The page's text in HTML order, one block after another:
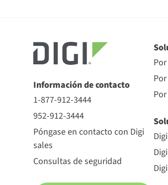
Información de contacto
1-877-912-3444
952-912-3444
Póngase en contacto con Digi
sales
Consultas de seguridad